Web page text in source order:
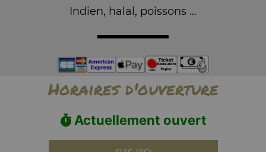
Indien, halal, poissons ...
Horaires d'ouverture
Actuellement ouvert